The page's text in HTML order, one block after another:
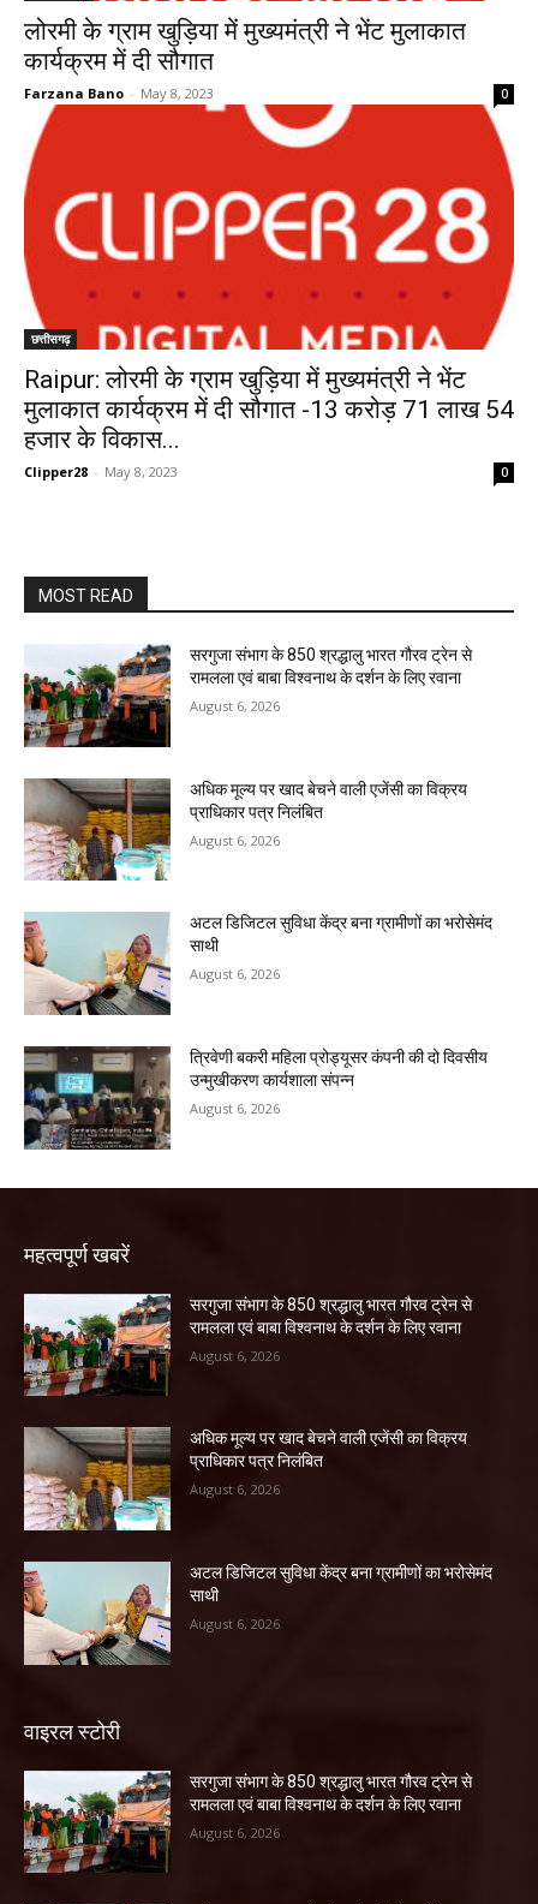
लोरमी के ग्राम खुड़िया में मुख्यमंत्री ने भेंट मुलाकात
कार्यक्रम में दी सौगात
Farzana Bano - May 8, 2023 0
छत्तीसगढ़
Raipur: लोरमी के ग्राम खुड़िया में मुख्यमंत्री ने भेंट
मुलाकात कार्यक्रम में दी सौगात -13 करोड़ 71 लाख 54
हजार के विकास...
Clipper28 - May 8, 2023 0
MOST READ
सरगुजा संभाग के 850 श्रद्धालु भारत गौरव ट्रेन से
रामलला एवं बाबा विश्वनाथ के दर्शन के लिए रवाना
August 6, 2026
अधिक मूल्य पर खाद बेचने वाली एजेंसी का विक्रय
प्राधिकार पत्र निलंबित
August 6, 2026
अटल डिजिटल सुविधा केंद्र बना ग्रामीणों का भरोसेमंद
साथी
August 6, 2026
त्रिवेणी बकरी महिला प्रोड्यूसर कंपनी की दो दिवसीय
उन्मुखीकरण कार्यशाला संपन्न
August 6, 2026
महत्वपूर्ण खबरें
सरगुजा संभाग के 850 श्रद्धालु भारत गौरव ट्रेन से
रामलला एवं बाबा विश्वनाथ के दर्शन के लिए रवाना
August 6, 2026
अधिक मूल्य पर खाद बेचने वाली एजेंसी का विक्रय
प्राधिकार पत्र निलंबित
August 6, 2026
अटल डिजिटल सुविधा केंद्र बना ग्रामीणों का भरोसेमंद
साथी
August 6, 2026
वाइरल स्टोरी
सरगुजा संभाग के 850 श्रद्धालु भारत गौरव ट्रेन से
रामलला एवं बाबा विश्वनाथ के दर्शन के लिए रवाना
August 6, 2026